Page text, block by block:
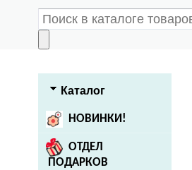
Каталог
НОВИНКИ!
ОТДЕЛ
ПОДАРКОВ